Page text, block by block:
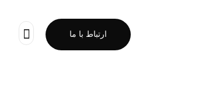
ارتباط با ما